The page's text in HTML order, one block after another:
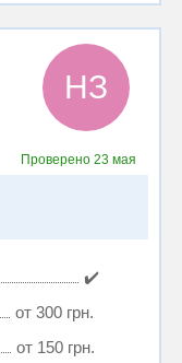
НЗ
Проверено 23 мая
✔️
от 300 грн.
от 150 грн.